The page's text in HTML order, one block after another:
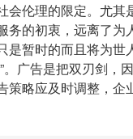
伦理的限定。尤其
的初衷，远离了为
暂时的而且将为世
广告是把双刃剑，
略应及时调整，企